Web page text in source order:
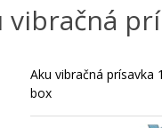
vibračná
Aku vibračná prísavka
box